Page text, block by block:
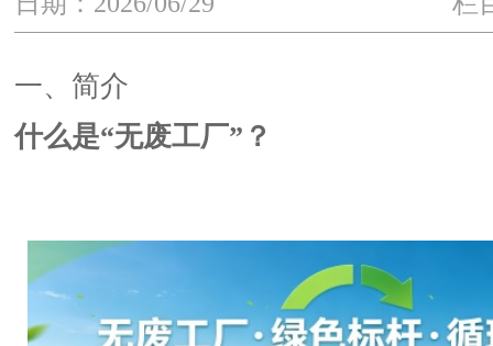
一、简介
什么是“无废工厂”？